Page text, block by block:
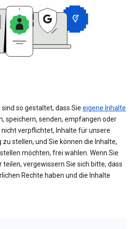
so gestaltet, dass Sie eigene Inhalte
speichern, senden, empfangen oder
nicht verpflichtet, Inhalte für unsere
stellen, und Sie können die Inhalte,
möchten, frei wählen. Wenn Sie
teilen, vergewissern Sie sich bitte, dass
Rechte haben und die Inhalte